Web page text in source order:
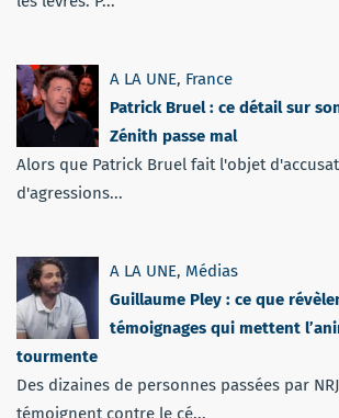
A LA UNE, France
Patrick Bruel : ce détail sur
Zénith passe mal
Alors que Patrick Bruel fait l'objet
d'agressions...
A LA UNE, Médias
Guillaume Pley : ce que
témoignages qui mettent
tourmente
Des dizaines de personnes passées par
témoignent contre le cé...